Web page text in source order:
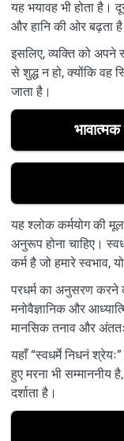
यह भयावह भी होता है।
और हानि की ओर बढ़ता
इसलिए, व्यक्ति को अपने
से शुद्ध न हो, क्योंकि वह
जाता है।
यह श्लोक कर्मयोग की मूल
अनुरूप होना चाहिए।
कर्म है जो हमारे स्वभाव,
परधर्म का अनुसरण करने
मनोवैज्ञानिक और
मानसिक तनाव और
यहाँ “स्वधर्मे निधनं
हुए मरना भी सम्माननीय
दर्शाता है।